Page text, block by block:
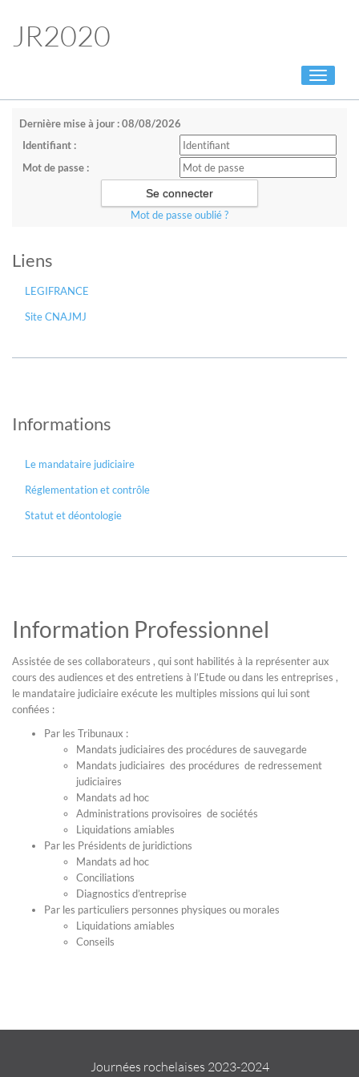
JR2020
Toggle
Dernière mise à jour : 08/08/2026
Identifiant :
Mot de passe :
Mot de passe oublié ?
Liens
LEGIFRANCE
Site CNAJMJ
Informations
Le mandataire judiciaire
Réglementation et contrôle
Statut et déontologie
Information Professionnel
Assistée de ses collaborateurs , qui sont habilités à la représenter aux
cours des audiences et des entretiens à l’Etude ou dans les entreprises ,
le mandataire judiciaire exécute les multiples missions qui lui sont
confiées :
Par les Tribunaux :
Mandats judiciaires des procédures de sauvegarde
Mandats judiciaires des procédures de redressement
judiciaires
Mandats ad hoc
Administrations provisoires de sociétés
Liquidations amiables
Par les Présidents de juridictions
Mandats ad hoc
Conciliations
Diagnostics d’entreprise
Par les particuliers personnes physiques ou morales
Liquidations amiables
Conseils
Journées rochelaises 2023-2024